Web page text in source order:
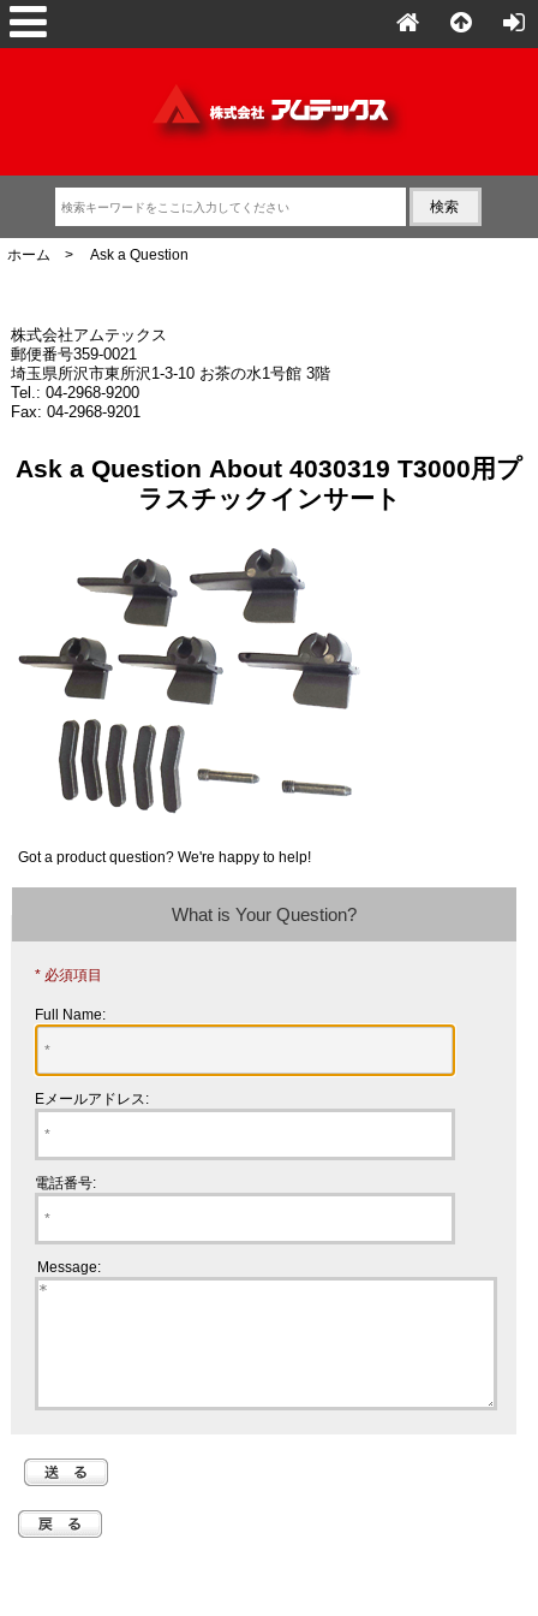
ホーム > Ask a Question
株式会社アムテックス
郵便番号359-0021
埼玉県所沢市東所沢1-3-10 お茶の水1号館 3階
Tel.: 04-2968-9200
Fax: 04-2968-9201
Ask a Question About 4030319 T3000用プ
ラスチックインサート
Got a product question? We're happy to help!
What is Your Question?
* 必須項目
Full Name:
Eメールアドレス:
電話番号:
Message: